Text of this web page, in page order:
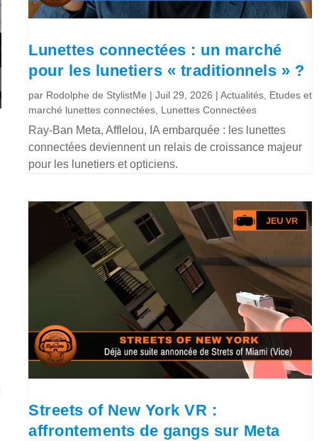
Lunettes connectées : un marché
pour les lunetiers « traditionnels » ?
par Rodolphe de StylistMe |Juil 29, 2026 |Actualités Etudes et
marché lunettes connectées Lunettes Connectées
Ray-Ban Meta, Afflelou, IA embarquée : les lunettes
connectées deviennent un relais de croissance majeur
pour les lunetiers et opticiens.
Streets of New York VR :
affrontements de gangs sur Meta